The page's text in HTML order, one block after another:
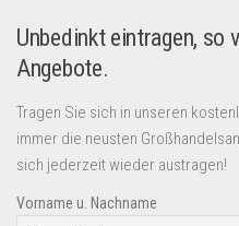
Unbedinkt eintragen, so
Angebote.
Tragen Sie sich in unseren
immer die neusten
sich jederzeit wieder austragen!
Vorname u. Nachname